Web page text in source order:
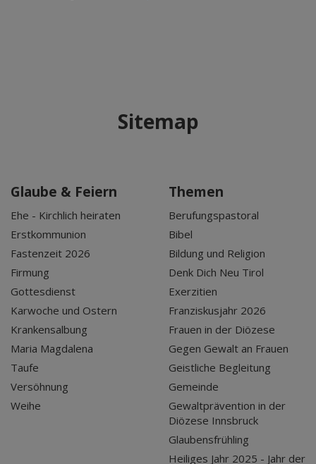
Sitemap
Glaube & Feiern
Ehe - Kirchlich heiraten
Erstkommunion
Fastenzeit 2026
Firmung
Gottesdienst
Karwoche und Ostern
Krankensalbung
Maria Magdalena
Taufe
Versöhnung
Weihe
Themen
Berufungspastoral
Bibel
Bildung und Religion
Denk Dich Neu Tirol
Exerzitien
Franziskusjahr 2026
Frauen in der Diözese
Gegen Gewalt an Frauen
Geistliche Begleitung
Gemeinde
Gewaltprävention in der
Diözese Innsbruck
Glaubensfrühling
Heiliges Jahr 2025 - Jahr der